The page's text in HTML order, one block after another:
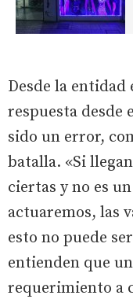
Desde la entidad
respuesta desde
sido un error,
batalla. «Si
ciertas y no es
actuaremos, las
esto no puede
entienden que
requerimiento a